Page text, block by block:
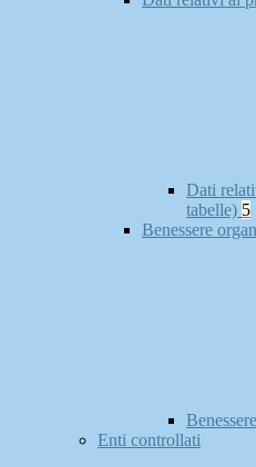
Dati
tabelle) 5
Benessere
Enti controllati